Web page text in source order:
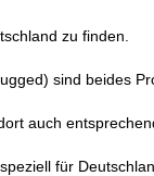
zu finden.
sind beides
auch
für